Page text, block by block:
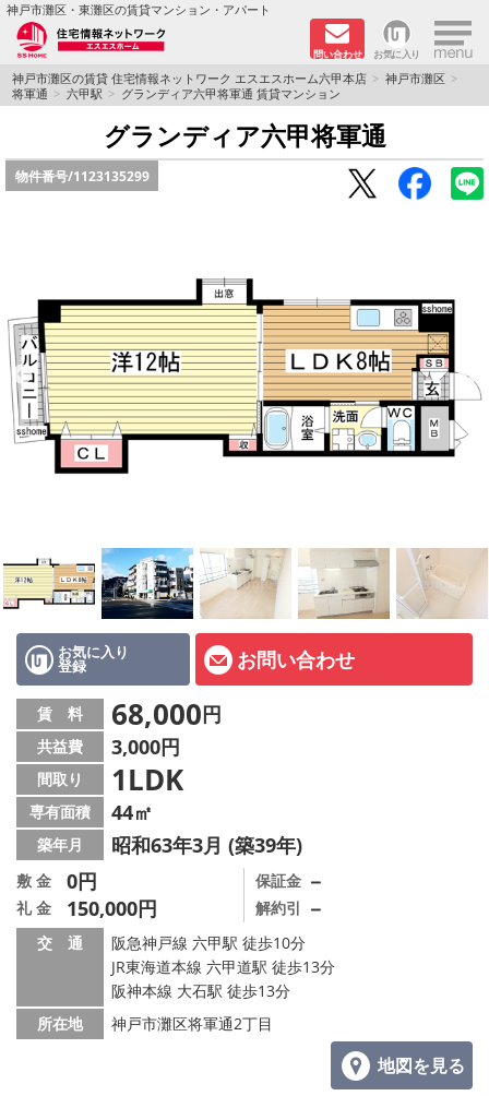
神戸市灘区・東灘区の賃貸マンション・アパート
問い合わせ お気に入り ×
TOPページ
学生さん向け物件
路線·駅から探す
地域から探す
地図から探す
メールでお問い合わせ
神戸市灘区の賃貸 住宅情報ネットワーク エスエスホーム六甲本店
神戸市灘区
将軍通
六甲駅 グランディア六甲将軍通 賃貸マンション
グランディア六甲将軍通
物件番号/1123135299
お気に入り
登録 お問い合わせ
賃 料 68,000円
共益費 3,000円
間取り 1LDK
専有面積 44㎡
築年月 昭和63年3月 (築39年)
敷 金 0円
礼 金 150,000円
保証金 －
解約引 －
交 通
阪急神戸線 六甲駅 徒歩10分
JR東海道本線 六甲道駅 徒歩13分
阪神本線 大石駅 徒歩13分
所在地
神戸市灘区将軍通2丁目
地図を見る